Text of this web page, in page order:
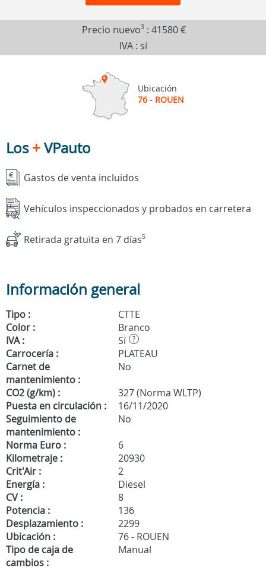
Precio nuevo3 : 41580 €
IVA : sí
Ubicación
76 - ROUEN
Los+VPauto
Gastos de venta incluidos
Vehículos inspeccionados y probados en carretera
Retirada gratuita en 7 días5
Información general
Tipo :
CTTE
Color :
Branco
IVA :
Sí ?
Carrocería :
PLATEAU
Carnet de
mantenimiento :
No
CO2 (g/km) :
327 (Norma WLTP)
Puesta en circulación :
16/11/2020
Seguimiento de
mantenimiento :
No
Norma Euro :
6
Kilometraje :
20930
Crit'Air :
2
Energía :
Diesel
CV :
8
Potencia :
136
Desplazamiento :
2299
Ubicación :
76 - ROUEN
Tipo de caja de
cambios :
Manual